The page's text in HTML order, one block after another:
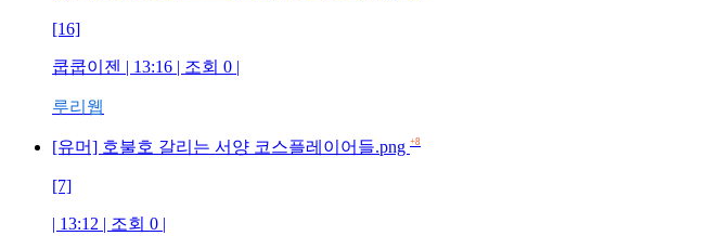
[16]
쿱쿱이젠 | 13:16 | 조회 0 |
루리웹
[유머] 호불호 갈리는 서양 코스플레이어들.png +8
[7]
| 13:12 | 조회 0 |